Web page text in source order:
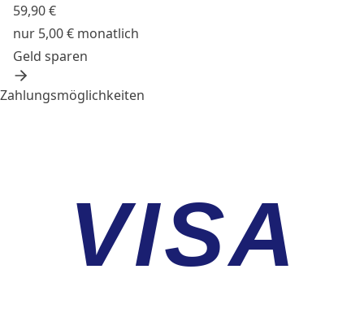
59,90 €
nur 5,00 € monatlich
Geld sparen
Zahlungsmöglichkeiten
VISA